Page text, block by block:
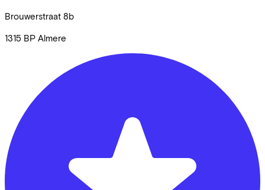
Brouwerstraat 8b
1315 BP Almere